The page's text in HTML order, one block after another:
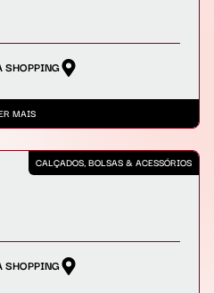
MAIS
CALÇADOS, BOLSAS & ACESSÓRIOS